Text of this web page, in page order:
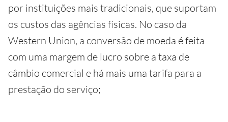
por instituições mais tradicionais, que suportam
os custos das agências físicas. No caso da
Western Union, a conversão de moeda é feita
com uma margem de lucro sobre a taxa de
câmbio comercial e há mais uma tarifa para a
prestação do serviço;